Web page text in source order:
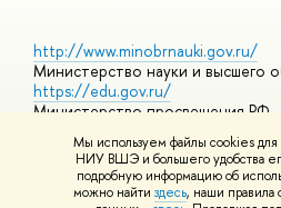
Мы используем файлы cookies для
НИУ ВШЭ и большего удобства
подробную информацию об
можно найти здесь, наши правила
http://www.minobrnauki.gov.ru/
Министерство науки и высшего
https://edu.gov.ru/
Министерство просвещения РФ
Массовые открытые онлайн-